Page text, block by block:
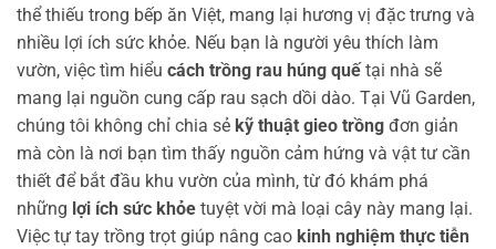
thể thiếu trong bếp ăn Việt, mang lại hương vị đặc trưng và
nhiều lợi ích sức khỏe. Nếu bạn là người yêu thích làm
vườn, việc tìm hiểu cách trồng rau húng quế tại nhà sẽ
mang lại nguồn cung cấp rau sạch dồi dào. Tại Vũ Garden,
chúng tôi không chỉ chia sẻ kỹ thuật gieo trồng đơn giản
mà còn là nơi bạn tìm thấy nguồn cảm hứng và vật tư cần
thiết để bắt đầu khu vườn của mình, từ đó khám phá
những lợi ích sức khỏe tuyệt vời mà loại cây này mang lại.
Việc tự tay trồng trọt giúp nâng cao kinh nghiệm thực tiễn